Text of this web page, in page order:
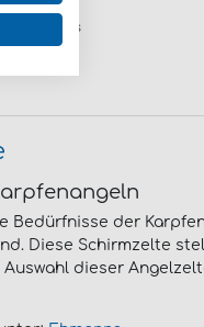
Lures
Bedürfnisse der
Diese Schirmzelte
dieser